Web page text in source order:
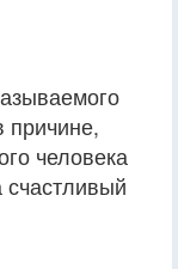
причине,
человека
счастливый